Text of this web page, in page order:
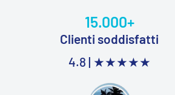
15.000+
Clienti soddisfatti
4.8 | ★★★★★